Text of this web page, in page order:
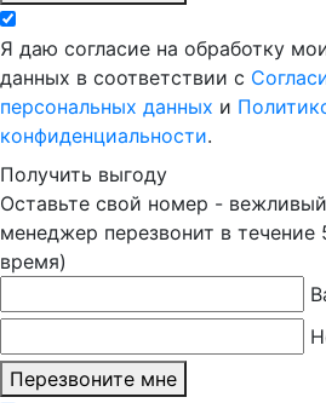
Я даю согласие на обработку
данных в соответствии с
персональных данных и
конфиденциальности.
Получить выгоду
Оставьте свой номер -
менеджер перезвонит в течение
время)
Перезвоните мне